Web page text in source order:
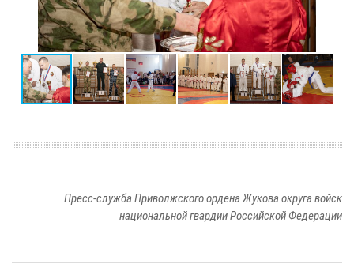
Пресс-служба Приволжского ордена Жукова округа войск
национальной гвардии Российской Федерации